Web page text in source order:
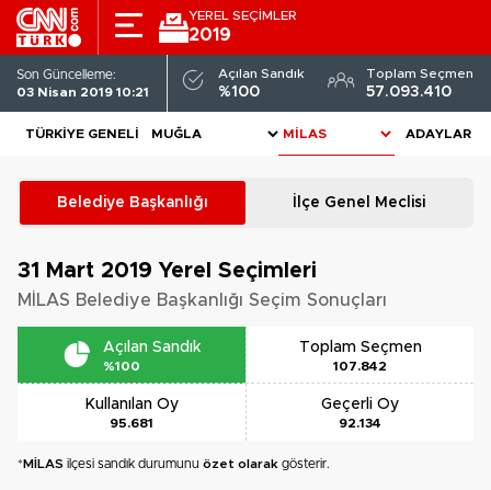
YEREL SEÇİMLER
2019
Son Güncelleme:
03 Nisan 2019 10:21
Açılan Sandık
%100
Toplam Seçmen
57.093.410
TÜRKIYE GENELI ADAYLAR
Belediye Başkanlığı İlçe Genel Meclisi
31 Mart 2019 Yerel Seçimleri
MİLAS Belediye Başkanlığı Seçim Sonuçları
Açılan Sandık
%100
Toplam Seçmen
107.842
Kullanılan Oy
95.681
Geçerli Oy
92.134
*MİLAS ilçesi sandık durumunu özet olarak gösterir.